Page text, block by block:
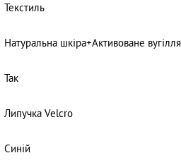
Текстиль
Натуральна шкіра+Активоване вугілля
Так
Липучка Velcro
Синій